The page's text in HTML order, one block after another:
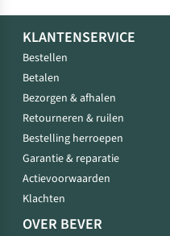
KLANTENSERVICE
Bestellen
Betalen
Bezorgen & afhalen
Retourneren & ruilen
Bestelling herroepen
Garantie & reparatie
Actievoorwaarden
Klachten
OVER BEVER